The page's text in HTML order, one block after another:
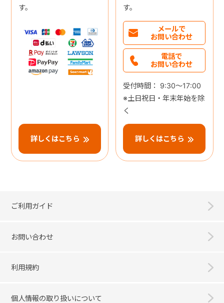
す。
詳しくはこちら
す。
メールで
お問い合わせ
電話で
お問い合わせ
受付時間： 9:30～17:00
※土日祝日・年末年始を除
く
詳しくはこちら
ご利用ガイド
お問い合わせ
利用規約
個人情報の取り扱いについて